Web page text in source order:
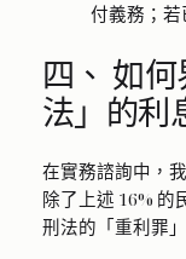
付義務；若
四、 如
法」的利
在實務諮詢中，
除了上述 16% 的
刑法的「重利罪」